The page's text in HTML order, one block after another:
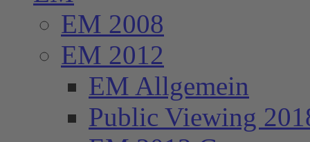
EM 2008
EM 2012
EM Allgemein
Public Viewing